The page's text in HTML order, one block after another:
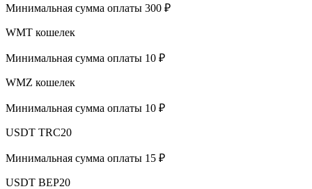
Минимальная сумма оплаты 300 ₽
WMT кошелек
Минимальная сумма оплаты 10 ₽
WMZ кошелек
Минимальная сумма оплаты 10 ₽
USDT TRC20
Минимальная сумма оплаты 15 ₽
USDT BEP20